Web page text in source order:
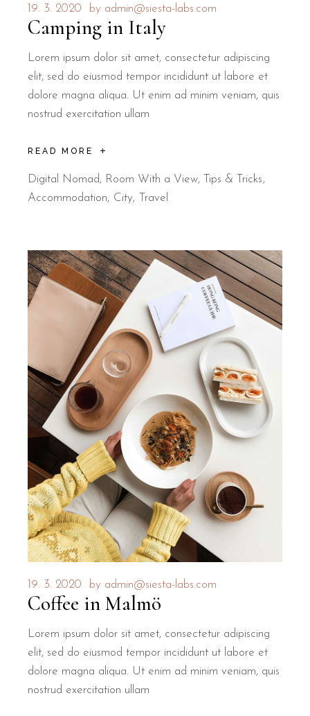
19. 3. 2020 by admin@siesta-labs.com
Camping in Italy
Lorem ipsum dolor sit amet, consectetur adipiscing
elit, sed do eiusmod tempor incididunt ut labore et
dolore magna aliqua. Ut enim ad minim veniam, quis
nostrud exercitation ullam
READ MORE
Digital Nomad, Room With a View, Tips & Tricks
Accommodation City Travel
19. 3. 2020 by admin@siesta-labs.com
Coffee in Malmö
Lorem ipsum dolor sit amet, consectetur adipiscing
elit, sed do eiusmod tempor incididunt ut labore et
dolore magna aliqua. Ut enim ad minim veniam, quis
nostrud exercitation ullam